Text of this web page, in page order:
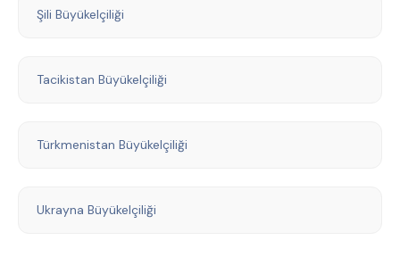
Şili Büyükelçiliği
Tacikistan Büyükelçiliği
Türkmenistan Büyükelçiliği
Ukrayna Büyükelçiliği